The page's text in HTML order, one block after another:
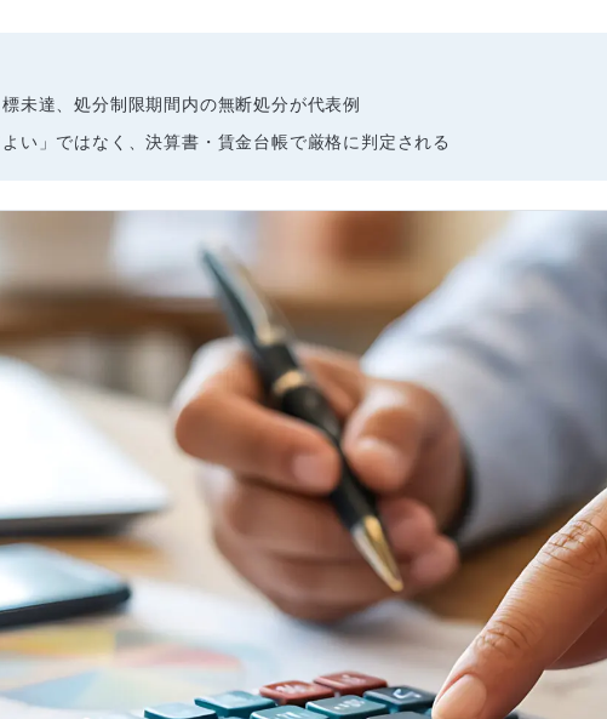
未達、処分制限期間内の無断処分が代表例
い」ではなく、決算書・賃金台帳で厳格に判定される